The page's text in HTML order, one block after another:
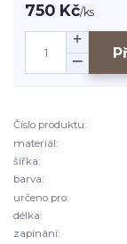
750 Kč/ks
Číslo produktu:
materiál:
šířka:
barva:
určeno pro:
délka:
zapínání: